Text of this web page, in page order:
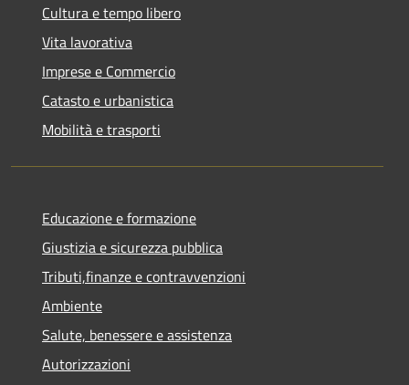
Cultura e tempo libero
Vita lavorativa
Imprese e Commercio
Catasto e urbanistica
Mobilità e trasporti
Educazione e formazione
Giustizia e sicurezza pubblica
Tributi,finanze e contravvenzioni
Ambiente
Salute, benessere e assistenza
Autorizzazioni